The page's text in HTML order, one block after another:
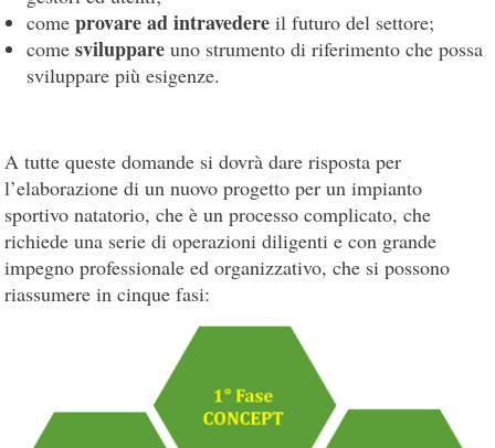
comeprovare ad intravedere il futuro del settore;
comesviluppare uno strumento di riferimento che possa
sviluppare più esigenze.
A tutte queste domande si dovrà dare risposta per
l’elaborazione di un nuovo progetto per un impianto
sportivo natatorio, che è un processo complicato, che
richiede una serie di operazioni diligenti e con grande
impegno professionale ed organizzativo, che si possono
riassumere in cinque fasi: